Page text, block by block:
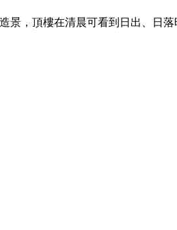
，頂樓在清晨可看到日出、日